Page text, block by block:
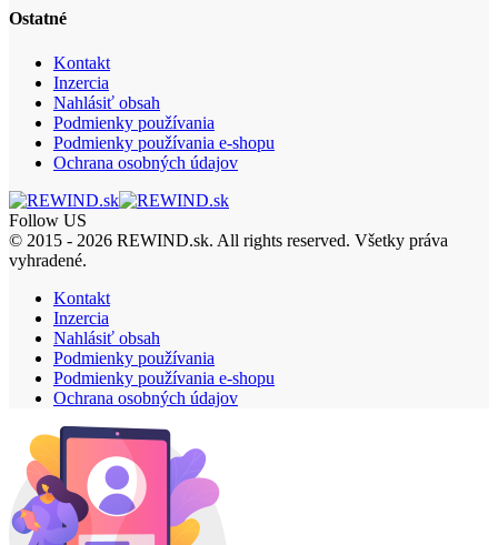
Ostatné
Kontakt
Inzercia
Nahlásiť obsah
Podmienky používania
Podmienky používania e-shopu
Ochrana osobných údajov
Follow US
© 2015 - 2026 REWIND.sk. All rights reserved. Všetky práva
vyhradené.
Kontakt
Inzercia
Nahlásiť obsah
Podmienky používania
Podmienky používania e-shopu
Ochrana osobných údajov